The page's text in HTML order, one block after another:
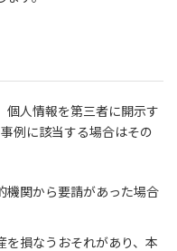
個人情報を第三者に開示す
例に該当する場合はその
機関から要請があった場合
を損なうおそれがあり、本